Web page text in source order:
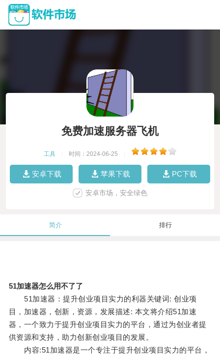
免费加速服务器飞机
工具 时间：2024-06-25
安卓下载 苹果下载 PC下载
安卓市场，安全绿色
简介 排行
51加速器怎么用不了了
51加速器：提升创业项目实力的利器关键词: 创业项
目，加速器，创新，资源，发展描述: 本文将介绍51加速
器，一个致力于提升创业项目实力的平台，通过为创业者提
供资源和支持，助力创新创业项目的发展。
内容:51加速器是一个专注于提升创业项目实力的平台，